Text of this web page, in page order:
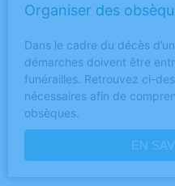
Organiser des
Dans le cadre du décès
démarches doivent être
funérailles. Retrouvez ci-
nécessaires afin de
obsèques.
EN